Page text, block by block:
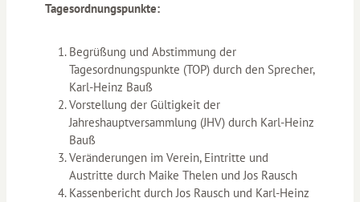
Tagesordnungspunkte:
Begrüßung und Abstimmung der
Tagesordnungspunkte (TOP) durch den Sprecher,
Karl-Heinz Bauß
Vorstellung der Gültigkeit der
Jahreshauptversammlung (JHV) durch Karl-Heinz
Bauß
Veränderungen im Verein, Eintritte und
Austritte durch Maike Thelen und Jos Rausch
Kassenbericht durch Jos Rausch und Karl-Heinz